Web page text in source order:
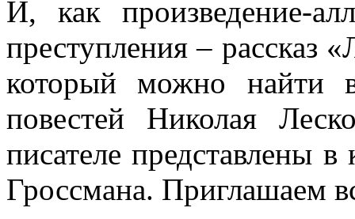
И, как произведение-
преступления – рассказ
который можно найти в
повестей Николая
писателе представлены
Гроссмана. Приглашаем